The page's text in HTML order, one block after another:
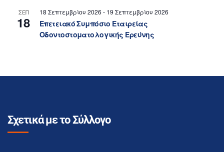
ΣΕΠ
18
18 Σεπτεμβρίου 2026 - 19 Σεπτεμβρίου 2026
Επετειακό Συμπόσιο Εταιρείας
Οδοντοστοματολογικής Ερεύνης
Σχετικά με το Σύλλογο